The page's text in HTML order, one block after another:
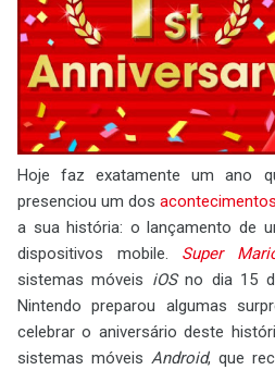
Hoje faz exatamente um ano
presenciou um dos
a sua história: o lançamento de
dispositivos mobile. Super
sistemas móveis iOSno dia 15
Nintendo preparou algumas
celebrar o aniversário deste
sistemas móveis Android, que